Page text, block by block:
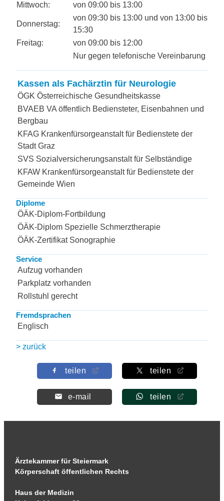
Mittwoch:
von 09:00 bis 13:00
Donnerstag:
von 09:30 bis 13:00 und von 13:00 bis
15:30
Freitag:
von 09:00 bis 12:00
Nur gegen telefonische Vereinbarung
Kassen als Fachärztin für Neurologie
ÖGK Österreichische Gesundheitskasse
BVAEB VA öffentlich Bediensteter, Eisenbahnen und
Bergbau
KFAG Krankenfürsorgeanstalt für Bedienstete der
Stadt Graz
SVS Sozialversicherungsanstalt für Selbständige
KFAW Krankenfürsorgeanstalt für Bedienstete der
Gemeinde Wien
Diplome
ÖÄK-Diplom-Fortbildung
ÖÄK-Diplom Spezielle Schmerztherapie
ÖÄK-Zertifikat Sonographie
Service
Aufzug vorhanden
Parkplatz vorhanden
Rollstuhl gerecht
Fremdsprachen
Englisch
> zurück
teilen teilen
e-mail teilen
Ärztekammer für Steiermark
Körperschaft öffentlichen Rechts
Haus der Medizin